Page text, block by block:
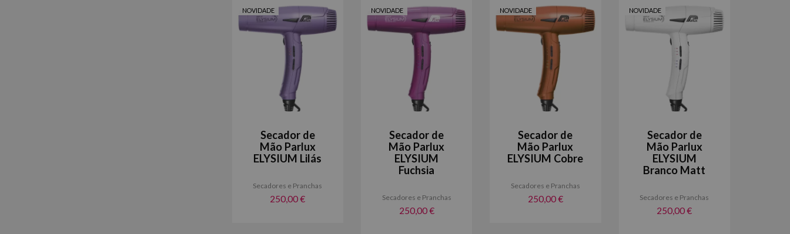
NOVIDADE
Secador de
Mão Parlux
ELYSIUM Lilás
Secadores e Pranchas
250,00 €
NOVIDADE
Secador de
Mão Parlux
ELYSIUM
Fuchsia
Secadores e Pranchas
250,00 €
NOVIDADE
Secador de
Mão Parlux
ELYSIUM Cobre
Secadores e Pranchas
250,00 €
NOVIDADE
Secador de
Mão Parlux
ELYSIUM
Branco Matt
Secadores e Pranchas
250,00 €